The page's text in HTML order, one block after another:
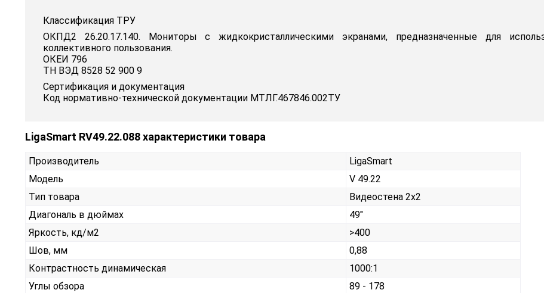
Классификация ТРУ
ОКПД2 26.20.17.140. Мониторы с жидкокристаллическими экранами, предназначенные для
коллективного пользования.
ОКЕИ 796
ТН ВЭД 8528 52 900 9
Сертификация и документация
Код нормативно-технической документации МТЛГ.467846.002ТУ
LigaSmart RV49.22.088 характеристики товара
Производитель
LigaSmart
Модель
V 49.22
Тип товара
Видеостена 2х2
Диагональ в дюймах
49"
Яркость, кд/м2
>400
Шов, мм
0,88
Контрастность динамическая
1000:1
Углы обзора
89 - 178